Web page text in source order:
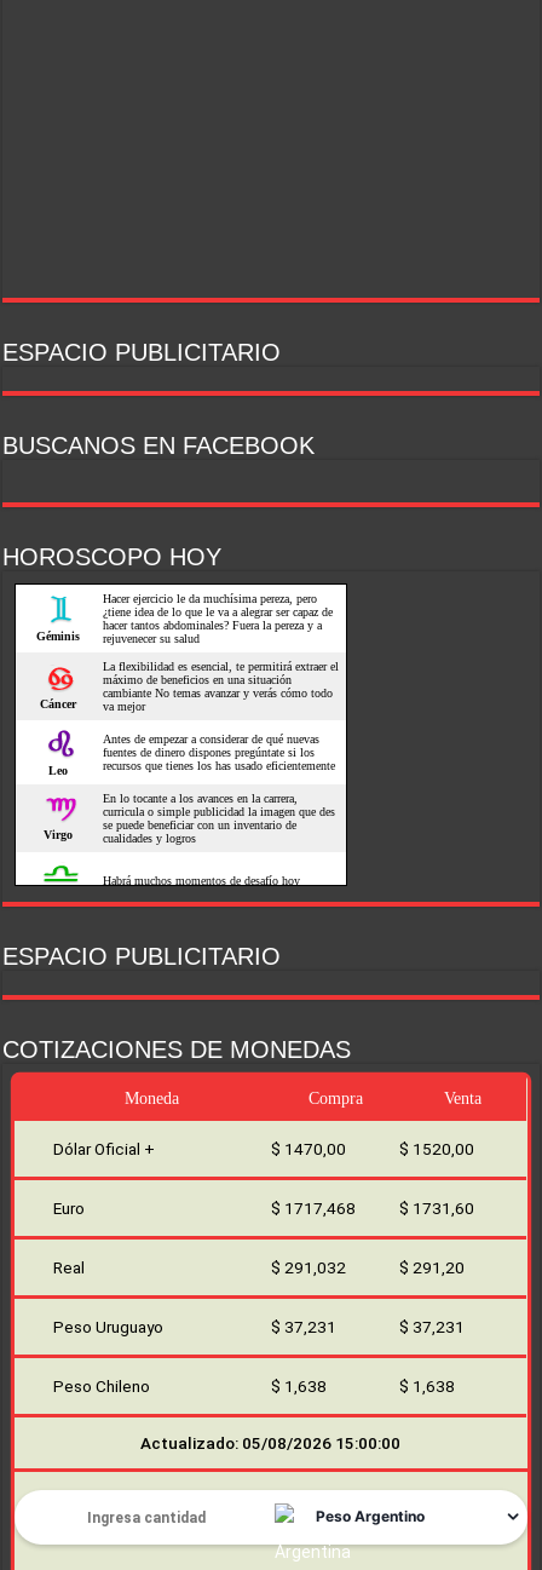
ESPACIO PUBLICITARIO
BUSCANOS EN FACEBOOK
HOROSCOPO HOY
ESPACIO PUBLICITARIO
COTIZACIONES DE MONEDAS
Moneda Compra Venta
Dólar Oficial + $ 1470,00 $ 1520,00
Euro $ 1717,468 $ 1731,60
Real $ 291,032 $ 291,20
Peso Uruguayo $ 37,231 $ 37,231
Peso Chileno $ 1,638 $ 1,638
Actualizado: 05/08/2026 15:00:00